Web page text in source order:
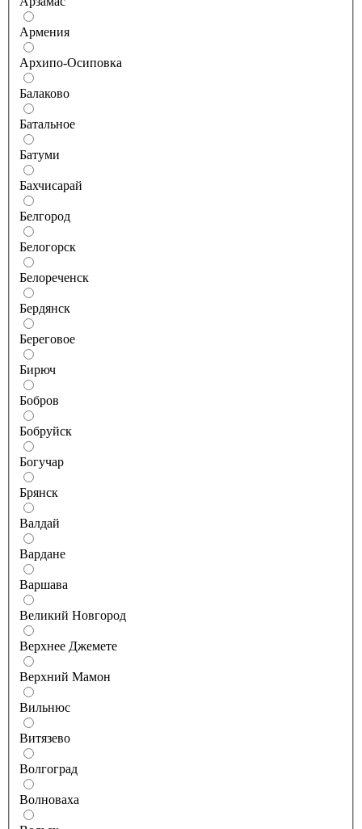
Армения
Архипо-Осиповка
Балаково
Батальное
Батуми
Бахчисарай
Белгород
Белогорск
Белореченск
Бердянск
Береговое
Бирюч
Бобров
Бобруйск
Богучар
Брянск
Валдай
Вардане
Варшава
Великий Новгород
Верхнее Джемете
Верхний Мамон
Вильнюс
Витязево
Волгоград
Волноваха